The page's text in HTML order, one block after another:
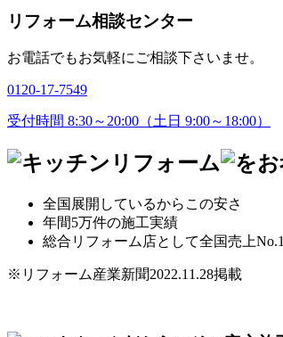
リフォーム相談センター
お電話でもお気軽にご相談下さいませ。
0120-17-7549
受付時間 8:30～20:00（土日 9:00～18:00）
全国展開 しているからこの安さ
年間5万件の施工実績
総合リフォーム店として全国売上No.1
※リフォーム産業新聞2022.11.28掲載